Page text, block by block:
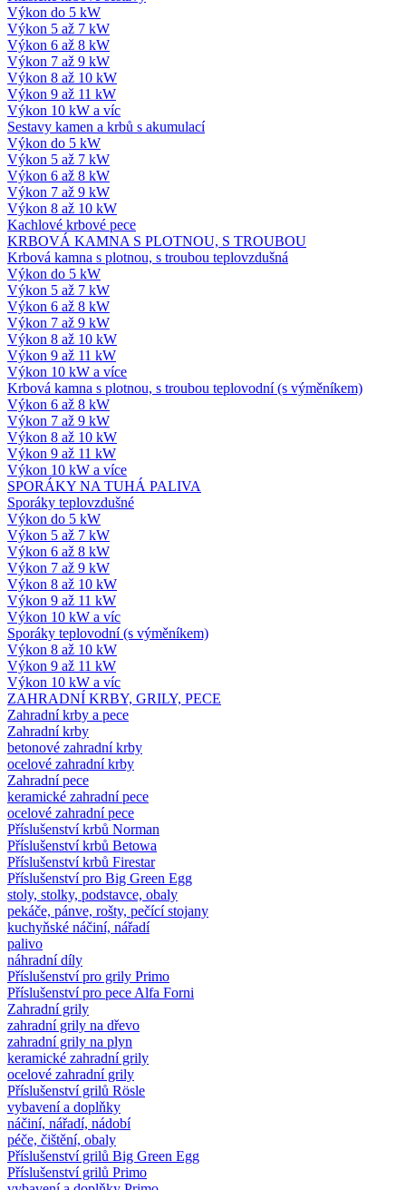
Výkon do 5 kW
Výkon 5 až 7 kW
Výkon 6 až 8 kW
Výkon 7 až 9 kW
Výkon 8 až 10 kW
Výkon 9 až 11 kW
Výkon 10 kW a víc
Sestavy kamen a krbů s akumulací
Výkon do 5 kW
Výkon 5 až 7 kW
Výkon 6 až 8 kW
Výkon 7 až 9 kW
Výkon 8 až 10 kW
Kachlové krbové pece
KRBOVÁ KAMNA S PLOTNOU, S TROUBOU
Krbová kamna s plotnou, s troubou teplovzdušná
Výkon do 5 kW
Výkon 5 až 7 kW
Výkon 6 až 8 kW
Výkon 7 až 9 kW
Výkon 8 až 10 kW
Výkon 9 až 11 kW
Výkon 10 kW a více
Krbová kamna s plotnou, s troubou teplovodní (s výměníkem)
Výkon 6 až 8 kW
Výkon 7 až 9 kW
Výkon 8 až 10 kW
Výkon 9 až 11 kW
Výkon 10 kW a více
SPORÁKY NA TUHÁ PALIVA
Sporáky teplovzdušné
Výkon do 5 kW
Výkon 5 až 7 kW
Výkon 6 až 8 kW
Výkon 7 až 9 kW
Výkon 8 až 10 kW
Výkon 9 až 11 kW
Výkon 10 kW a víc
Sporáky teplovodní (s výměníkem)
Výkon 8 až 10 kW
Výkon 9 až 11 kW
Výkon 10 kW a víc
ZAHRADNÍ KRBY, GRILY, PECE
Zahradní krby a pece
Zahradní krby
betonové zahradní krby
ocelové zahradní krby
Zahradní pece
keramické zahradní pece
ocelové zahradní pece
Příslušenství krbů Norman
Příslušenství krbů Betowa
Příslušenství krbů Firestar
Příslušenství pro Big Green Egg
stoly, stolky, podstavce, obaly
pekáče, pánve, rošty, pečící stojany
kuchyňské náčiní, nářadí
palivo
náhradní díly
Příslušenství pro grily Primo
Příslušenství pro pece Alfa Forni
Zahradní grily
zahradní grily na dřevo
zahradní grily na plyn
keramické zahradní grily
ocelové zahradní grily
Příslušenství grilů Rösle
vybavení a doplňky
náčiní, nářadí, nádobí
péče, čištění, obaly
Příslušenství grilů Big Green Egg
Příslušenství grilů Primo